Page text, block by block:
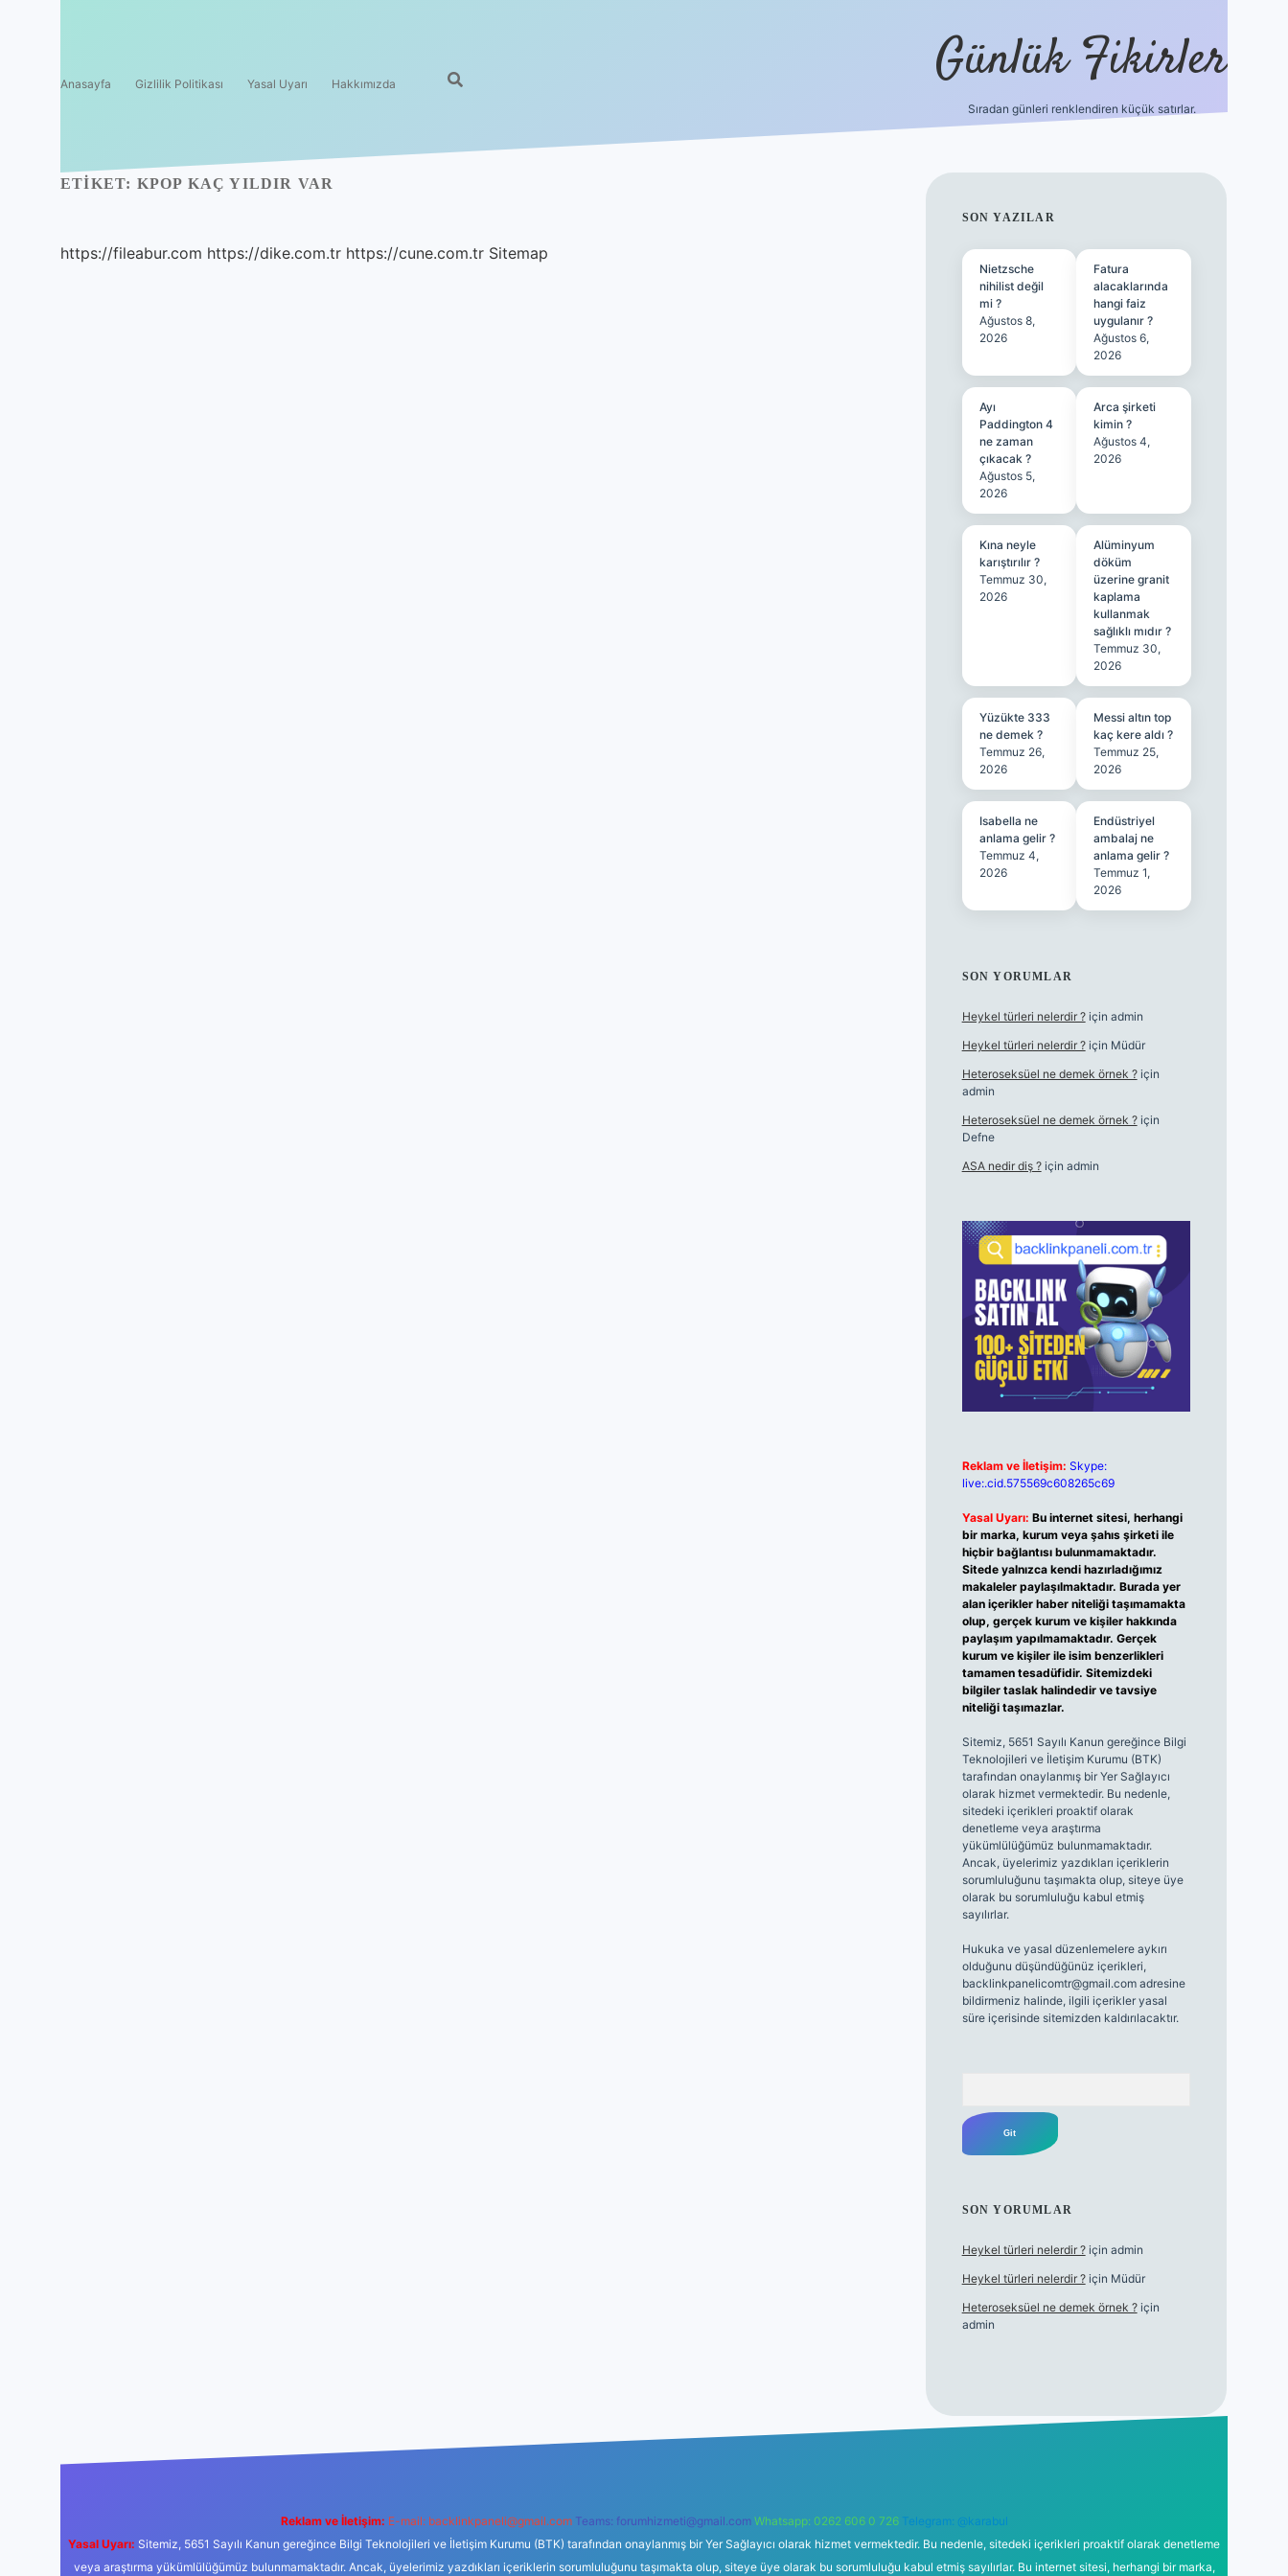
Anasayfa Gizlilik Politikası Yasal Uyarı Hakkımızda Günlük Fikirler
Sıradan günleri renklendiren küçük satırlar.
ETIKET: KPOP KAÇ YILDIR VAR
https://fileabur.com https://dike.com.tr https://cune.com.tr Sitemap
SIDEBAR
SON YAZILAR
Nietzsche
nihilist değil
mi ?
Ağustos 8,
2026
Fatura
alacaklarında
hangi faiz
uygulanır ?
Ağustos 6,
2026
Ayı
Paddington 4
ne zaman
çıkacak ?
Ağustos 5,
2026
Arca şirketi
kimin ?
Ağustos 4,
2026
Kına neyle
karıştırılır ?
Temmuz 30,
2026
Alüminyum
döküm
üzerine granit
kaplama
kullanmak
sağlıklı mıdır ?
Temmuz 30,
2026
Yüzükte 333
ne demek ?
Temmuz 26,
2026
Messi altın top
kaç kere aldı ?
Temmuz 25,
2026
Isabella ne
anlama gelir ?
Temmuz 4,
2026
Endüstriyel
ambalaj ne
anlama gelir ?
Temmuz 1,
2026
SON YORUMLAR
Heykel türleri nelerdir ?için admin
Heykel türleri nelerdir ?için Müdür
Heteroseksüel ne demek örnek ?için
admin
Heteroseksüel ne demek örnek ?için
Defne
ASA nedir diş ?için admin
Reklam ve İletişim: Skype:
live:.cid.575569c608265c69
Yasal Uyarı: Bu internet sitesi, herhangi
bir marka, kurum veya şahıs şirketi ile
hiçbir bağlantısı bulunmamaktadır.
Sitede yalnızca kendi hazırladığımız
makaleler paylaşılmaktadır. Burada yer
alan içerikler haber niteliği taşımamakta
olup, gerçek kurum ve kişiler hakkında
paylaşım yapılmamaktadır. Gerçek
kurum ve kişiler ile isim benzerlikleri
tamamen tesadüfidir. Sitemizdeki
bilgiler taslak halindedir ve tavsiye
niteliği taşımazlar.
Sitemiz, 5651 Sayılı Kanun gereğince Bilgi
Teknolojileri ve İletişim Kurumu (BTK)
tarafından onaylanmış bir Yer Sağlayıcı
olarak hizmet vermektedir. Bu nedenle,
sitedeki içerikleri proaktif olarak
denetleme veya araştırma
yükümlülüğümüz bulunmamaktadır.
Ancak, üyelerimiz yazdıkları içeriklerin
sorumluluğunu taşımakta olup, siteye üye
olarak bu sorumluluğu kabul etmiş
sayılırlar.
Hukuka ve yasal düzenlemelere aykırı
olduğunu düşündüğünüz içerikleri,
backlinkpanelicomtr@gmail.comadresine
bildirmeniz halinde, ilgili içerikler yasal
süre içerisinde sitemizden kaldırılacaktır.
SON YORUMLAR
Heykel türleri nelerdir ?için admin
Heykel türleri nelerdir ?için Müdür
Heteroseksüel ne demek örnek ?için
admin
ilbet güncel
Reklam ve İletişim: E-mail: backlinkpaneli@gmail.com Teams: forumhizmeti@gmail.com Whatsapp: 0262 606 0 726 Telegram: @karabul
Yasal Uyarı: Sitemiz, 5651 Sayılı Kanun gereğince Bilgi Teknolojileri ve İletişim Kurumu (BTK) tarafından onaylanmış bir Yer Sağlayıcı olarak hizmet vermektedir. Bu nedenle, sitedeki içerikleri proaktif olarak denetleme
veya araştırma yükümlülüğümüz bulunmamaktadır. Ancak, üyelerimiz yazdıkları içeriklerin sorumluluğunu taşımakta olup, siteye üye olarak bu sorumluluğu kabul etmiş sayılırlar. Bu internet sitesi, herhangi bir marka,